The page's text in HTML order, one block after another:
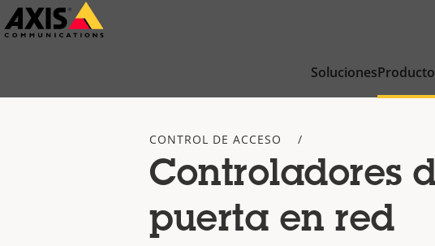
Saltar
al
Soluciones
CONTROL DE ACCESO
Controladores
puerta en red